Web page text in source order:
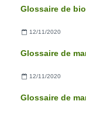
12/11/2020
Glossaire de
12/11/2020
Glossaire de